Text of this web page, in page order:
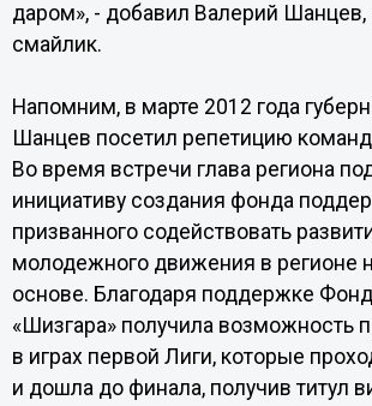
даром», - добавил Валерий Шанцев,
смайлик.
Напомним, в марте 2012 года
Шанцев посетил репетицию
Во время встречи глава региона
инициативу создания фонда
призванного содействовать
молодежного движения в регионе
основе. Благодаря поддержке
«Шизгара» получила возможность
в играх первой Лиги, которые
и дошла до финала, получив титул